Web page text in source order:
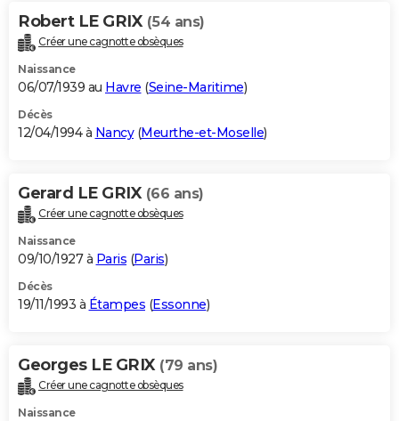
Robert LE GRIX (54 ans)
Créer une cagnotte obsèques
Naissance
06/07/1939 au Havre (Seine-Maritime)
Décès
12/04/1994 à Nancy(Meurthe-et-Moselle)
Gerard LE GRIX (66 ans)
Créer une cagnotte obsèques
Naissance
09/10/1927 à Paris (Paris)
Décès
19/11/1993 à Étampes (Essonne)
Georges LE GRIX (79 ans)
Créer une cagnotte obsèques
Naissance